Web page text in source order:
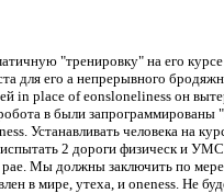
"тренировку" на его
для его а непрерывного
in place of eonsloneliness он
в были запрограммированы
Устанавливать человека на
2 дороги физическ и
Мы должны заключить по
в мире, утеха, и oneness. Не